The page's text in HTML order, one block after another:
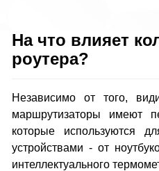
На что влияет
роутера?
Независимо от того,
маршрутизаторы имеют
которые используются
устройствами - от
интеллектуального